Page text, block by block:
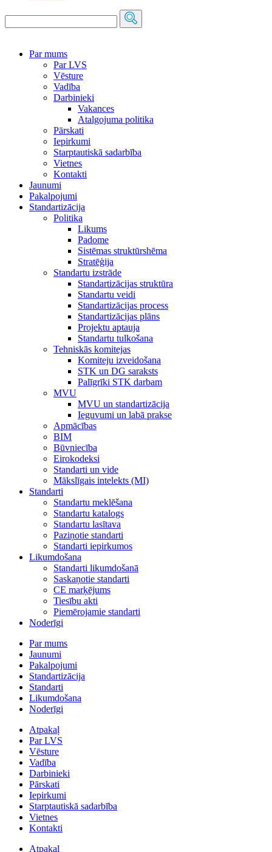
Par mums
Par LVS
Vēsture
Vadība
Darbinieki
Vakances
Atalgojuma politika
Pārskati
Iepirkumi
Starptautiskā sadarbība
Vietnes
Kontakti
Jaunumi
Pakalpojumi
Standartizācija
Politika
Likums
Padome
Sistēmas struktūrshēma
Stratēģija
Standartu izstrāde
Standartizācijas struktūra
Standartu veidi
Standartizācijas process
Standartizācijas plāns
Projektu aptauja
Standartu tulkošana
Tehniskās komitejas
Komiteju izveidošana
STK un DG saraksts
Palīgrīki STK darbam
MVU
MVU un standartizācija
Ieguvumi un labā prakse
Apmācības
BIM
Būvniecība
Eirokodeksi
Standarti un vide
Mākslīgais intelekts (MI)
Standarti
Standartu meklēšana
Standartu katalogs
Standartu lasītava
Paziņotie standarti
Standarti iepirkumos
Likumdošana
Standarti likumdošanā
Saskaņotie standarti
CE marķējums
Tiesību akti
Piemērojamie standarti
Noderīgi
Par mums
Jaunumi
Pakalpojumi
Standartizācija
Standarti
Likumdošana
Noderīgi
Atpakaļ
Par LVS
Vēsture
Vadība
Darbinieki
Pārskati
Iepirkumi
Starptautiskā sadarbība
Vietnes
Kontakti
Atpakaļ